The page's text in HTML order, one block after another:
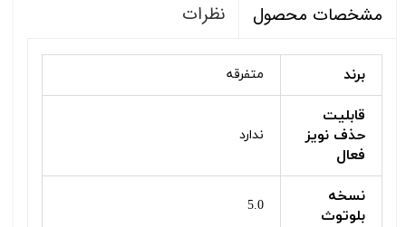
مشخصات محصول نظرات
برند متفرقه
قابلیت
حذف نویز
فعال
ندارد
نسخه
بلوتوث
5.0